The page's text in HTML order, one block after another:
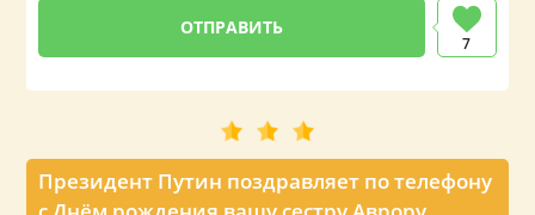
7
Президент Путин поздравляет по телефону